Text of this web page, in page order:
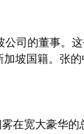
公司的董事。
坡国籍。张
在宽大豪华的